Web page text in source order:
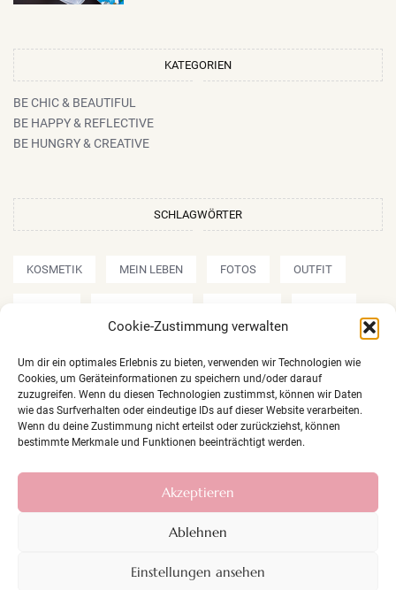
Cookie-Zustimmung verwalten
Um dir ein optimales Erlebnis zu bieten, verwenden wir Technologien wie
Cookies, um Geräteinformationen zu speichern und/oder darauf
zuzugreifen. Wenn du diesen Technologien zustimmst, können wir Daten
wie das Surfverhalten oder eindeutige IDs auf dieser Website verarbeiten.
Wenn du deine Zustimmung nicht erteilst oder zurückziehst, können
bestimmte Merkmale und Funktionen beeinträchtigt werden.
Akzeptieren
Ablehnen
Einstellungen ansehen
KATEGORIEN
BE CHIC & BEAUTIFUL
BE HAPPY & REFLECTIVE
BE HUNGRY & CREATIVE
SCHLAGWÖRTER
KOSMETIK MEIN LEBEN FOTOS OUTFIT
Webseite erstellt von